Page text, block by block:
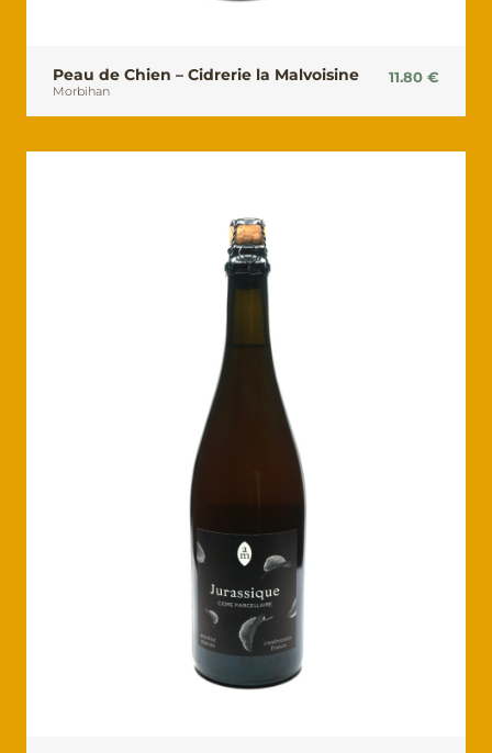
Peau de Chien – Cidrerie la Malvoisine
Morbihan
11.80 €